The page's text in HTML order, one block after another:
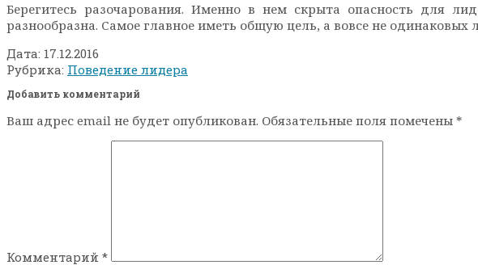
Берегитесь разочарования. Именно в нем скрыта опасность для
разнообразна. Самое главное иметь общую цель, а вовсе не одинаковых
Дата: 17.12.2016
Рубрика: Поведение лидера
Добавить комментарий
Ваш адрес email не будет опубликован. Обязательные поля помечены *
Комментарий *